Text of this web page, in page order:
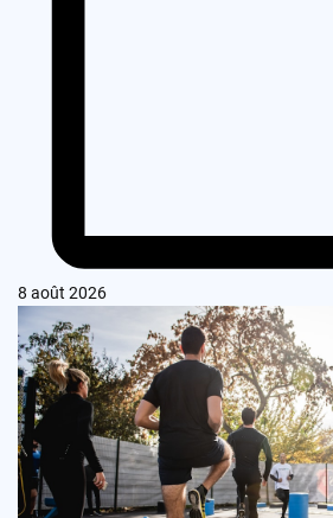
8 août 2026